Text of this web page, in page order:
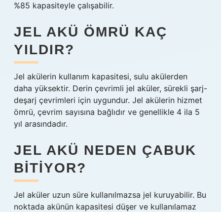
%85 kapasiteyle çalışabilir.
JEL AKÜ ÖMRÜ KAÇ
YILDIR?
Jel akülerin kullanım kapasitesi, sulu akülerden
daha yüksektir. Derin çevrimli jel aküler, sürekli şarj-
deşarj çevrimleri için uygundur. Jel akülerin hizmet
ömrü, çevrim sayısına bağlıdır ve genellikle 4 ila 5
yıl arasındadır.
JEL AKÜ NEDEN ÇABUK
BITIYOR?
Jel aküler uzun süre kullanılmazsa jel kuruyabilir. Bu
noktada akünün kapasitesi düşer ve kullanılamaz